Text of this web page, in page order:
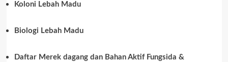
Koloni Lebah Madu
Biologi Lebah Madu
Daftar Merek dagang dan Bahan Aktif Fungsida &